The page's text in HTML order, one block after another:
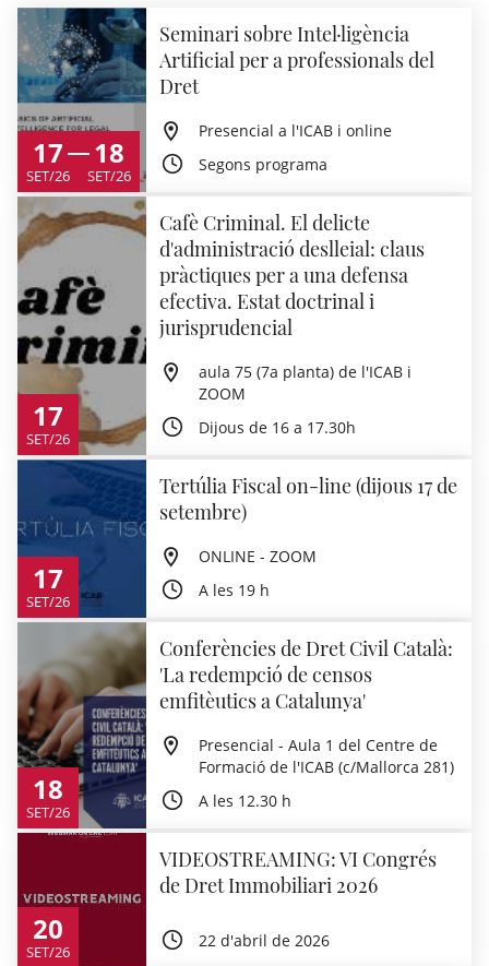
17
SET/26
18
SET/26
Seminari sobre Intel·ligència
Artificial per a professionals del
Dret
Presencial a l'ICAB i online
Segons programa
17
SET/26
Cafè Criminal. El delicte
d'administració deslleial: claus
pràctiques per a una defensa
efectiva. Estat doctrinal i
jurisprudencial
aula 75 (7a planta) de l'ICAB i
ZOOM
Dijous de 16 a 17.30h
17
SET/26
Tertúlia Fiscal on-line (dijous 17 de
setembre)
ONLINE - ZOOM
A les 19 h
18
SET/26
Conferències de Dret Civil Català:
'La redempció de censos
emfitèutics a Catalunya'
Presencial - Aula 1 del Centre de
Formació de l'ICAB (c/Mallorca 281)
A les 12.30 h
20
SET/26
VIDEOSTREAMING: VI Congrés
de Dret Immobiliari 2026
22 d'abril de 2026